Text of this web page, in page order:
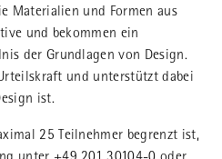
Materialien und Formen aus
und bekommen ein
der Grundlagen von Design.
und unterstützt dabei
ist.
25 Teilnehmer begrenzt ist,